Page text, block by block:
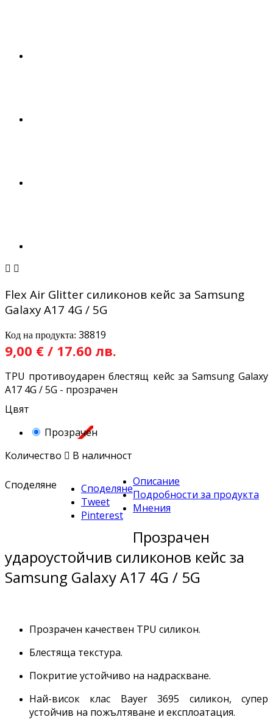
 
Flex Air Glitter силиконов кейс за Samsung
Galaxy A17 4G / 5G
Код на продукта: 38819
9,00 € / 17.60 лв.
TPU противоударен блестящ кейс за Samsung Galaxy
A17 4G / 5G - прозрачен
Цвят
Прозрачен
Количество  В наличност
Споделяне
Споделяне
Tweet
Pinterest
Описание
Подробности за продукта
Мнения
Прозрачен
удароустойчив силиконов кейс за
Samsung Galaxy A17 4G / 5G
Прозрачен качествен TPU силикон.
Блестяща текстура.
Покритие устойчиво на надраскване.
Най-висок клас Bayer 3695 силикон, супер
устойчив на пожълтяване и експлоатация.